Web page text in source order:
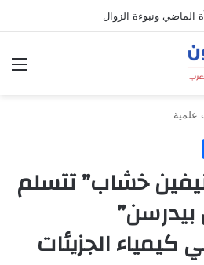
الماضي ونبوءة الزوال
خشاب” تتسلم
بيدرسن”
الجزيئات